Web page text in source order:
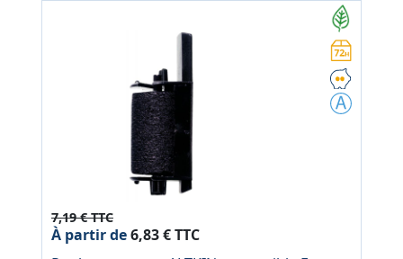
7,19 € TTC
À partir de6,83 € TTC